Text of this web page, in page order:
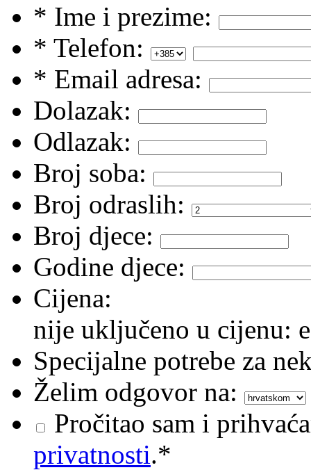
* Ime i prezime:
* Telefon:
* Email adresa:
Dolazak:
Odlazak:
Broj soba:
Broj odraslih:
Broj djece:
Godine djece:
Cijena:
nije uključeno u cijenu:
Specijalne potrebe za
Želim odgovor na:
Pročitao sam i
privatnosti.*